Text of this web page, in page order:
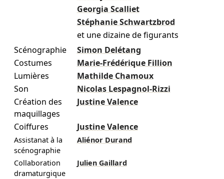
Georgia Scalliet
Stéphanie Schwartzbrod
et une dizaine de figurants
Scénographie
Simon Delétang
Costumes
Marie-Frédérique Fillion
Lumières
Mathilde Chamoux
Son
Nicolas Lespagnol-Rizzi
Création des
maquillages
Justine Valence
Coiffures Justine Valence
Assistanat à la
scénographie
Aliénor Durand
Collaboration
dramaturgique
Julien Gaillard